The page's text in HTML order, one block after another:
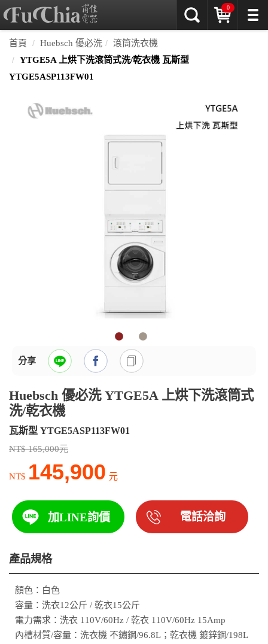
0
首頁 Huebsch 優必洗
滾筒洗衣機
YTGE5A 上烘下洗滾筒式洗/乾衣機 瓦斯型
YTGE5ASP113FW01
分享
Huebsch 優必洗 YTGE5A 上烘下洗滾筒式
洗/乾衣機
瓦斯型 YTGE5ASP113FW01
NT$ 165,000元
NT$ 145,900 元
加LINE詢價 電話洽詢
產品規格
顏色：白色
容量：洗衣12公斤 / 乾衣15公斤
電力需求：洗衣 110V/60Hz / 乾衣 110V/60Hz 15Amp
內槽材質/容量：洗衣機 不鏽鋼/96.8L；乾衣機 鍍鋅鋼/198L